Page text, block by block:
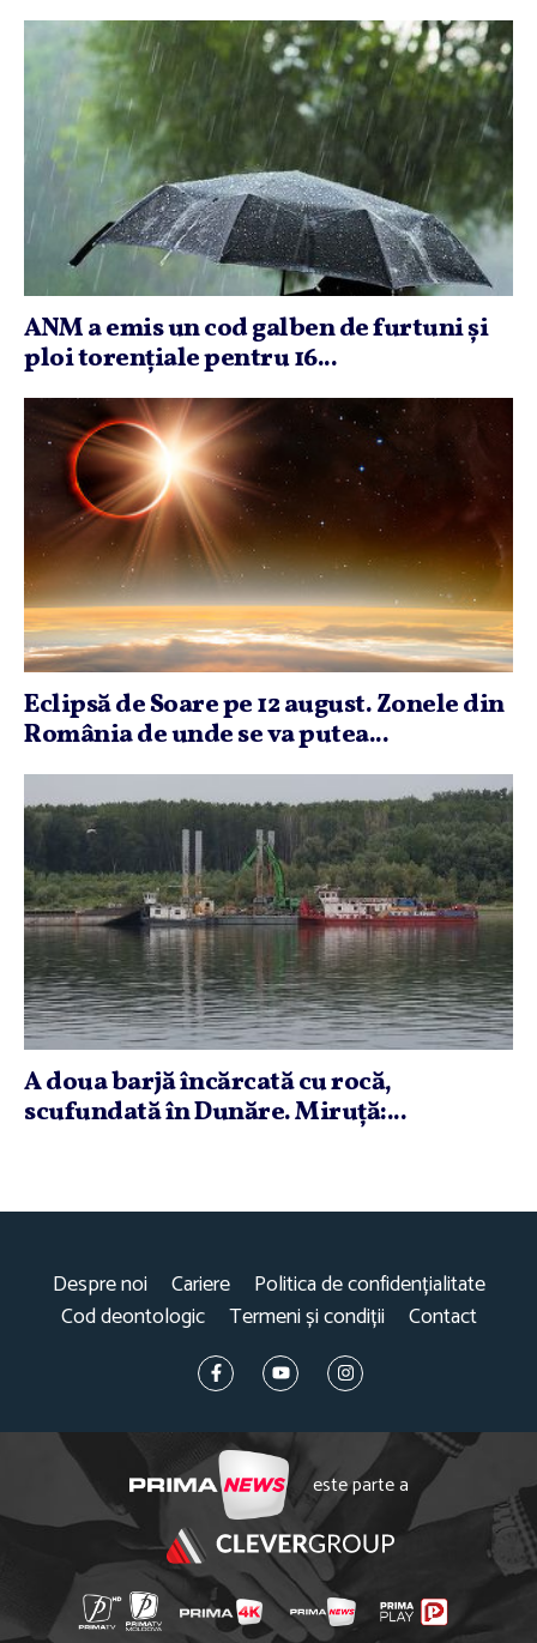
ANM a emis un cod galben de furtuni şi
ploi torenţiale pentru 16...
Eclipsă de Soare pe 12 august. Zonele din
România de unde se va putea...
A doua barjă încărcată cu rocă,
scufundată în Dunăre. Miruţă:...
Despre noi Cariere
Politica de confidențialitate
Cod deontologic
Termeni și condiții Contact
este parte a